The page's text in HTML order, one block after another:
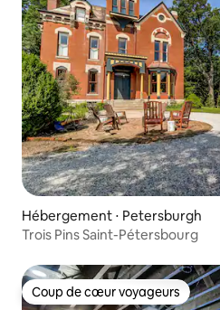
Hébergement ⋅ Petersburgh
Trois Pins Saint-Pétersbourg
Coup de cœur voyageurs
Coup de cœur voyageurs